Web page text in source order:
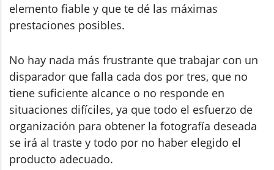
elemento fiable y que te dé las máximas
prestaciones posibles.
No hay nada más frustrante que trabajar con un
disparador que falla cada dos por tres, que no
tiene suficiente alcance o no responde en
situaciones difíciles, ya que todo el esfuerzo de
organización para obtener la fotografía deseada
se irá al traste y todo por no haber elegido el
producto adecuado.